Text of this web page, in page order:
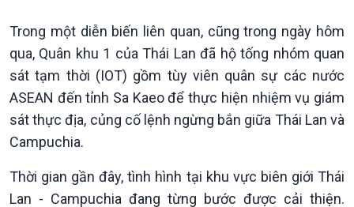
Tin Văn hoá & Du lịch
Ảnh
Trong một diễn biến liên quan, cũng trong ngày hôm
qua, Quân khu 1 của Thái Lan đã hộ tống nhóm quan
sát tạm thời (IOT) gồm tùy viên quân sự các nước
ASEAN đến tỉnh Sa Kaeo để thực hiện nhiệm vụ giám
sát thực địa, củng cố lệnh ngừng bắn giữa Thái Lan và
Campuchia.
Thời gian gần đây, tình hình tại khu vực biên giới Thái
Lan - Campuchia đang từng bước được cải thiện.